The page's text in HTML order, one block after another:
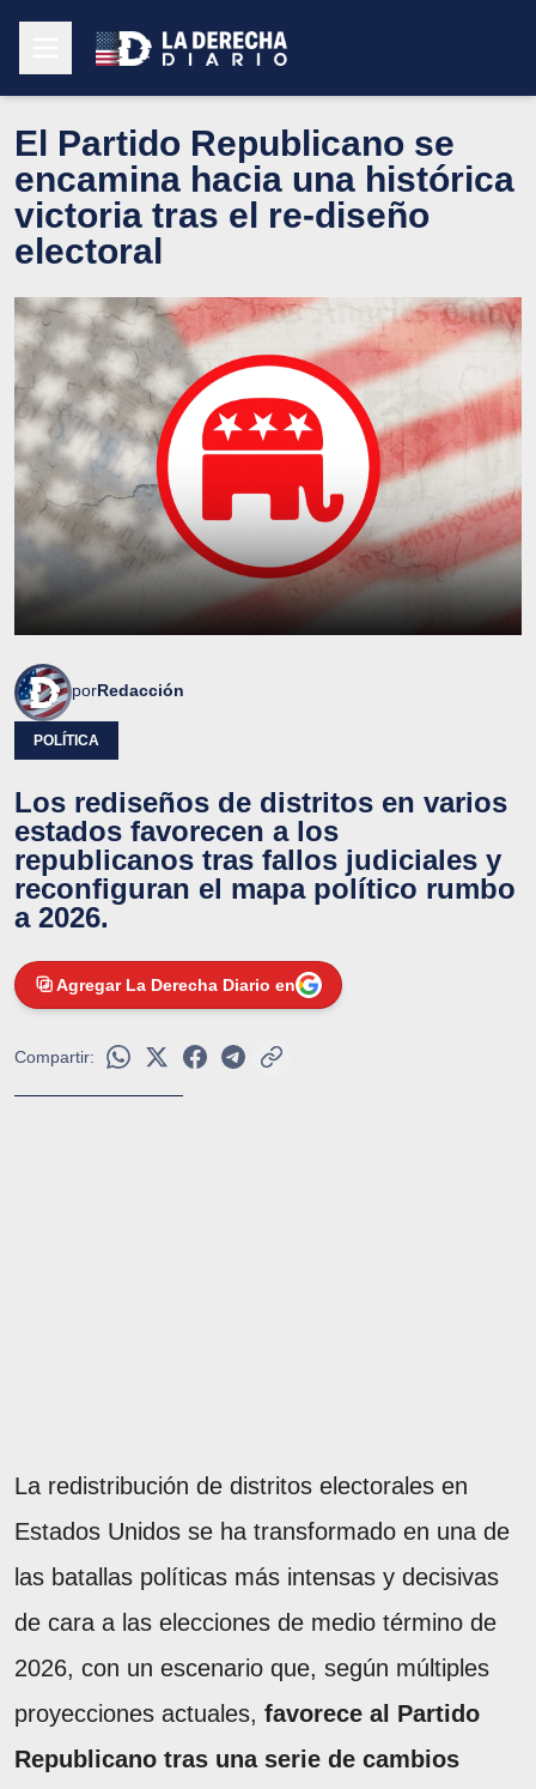
El Partido Republicano se
encamina hacia una histórica
victoria tras el re-diseño
electoral
porRedacción
POLÍTICA
Los rediseños de distritos en varios
estados favorecen a los
republicanos tras fallos judiciales y
reconfiguran el mapa político rumbo
a 2026.
Agregar La Derecha Diario en
Compartir:
La redistribución de distritos electorales en
Estados Unidos se ha transformado en una de
las batallas políticas más intensas y decisivas
de cara a las elecciones de medio término de
2026, con un escenario que, según múltiples
proyecciones actuales, favorece al Partido
Republicano tras una serie de cambios